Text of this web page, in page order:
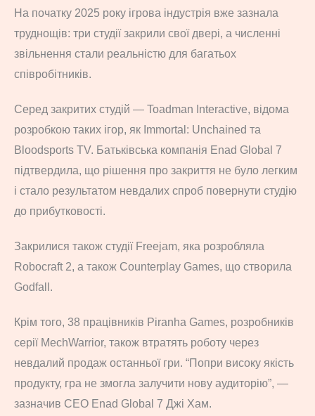
На початку 2025 року ігрова індустрія вже зазнала
труднощів: три студії закрили свої двері, а численні
звільнення стали реальністю для багатьох
співробітників.
Серед закритих студій — Toadman Interactive, відома
розробкою таких ігор, як Immortal: Unchained та
Bloodsports TV. Батьківська компанія Enad Global 7
підтвердила, що рішення про закриття не було легким
і стало результатом невдалих спроб повернути студію
до прибутковості.
Закрилися також студії Freejam, яка розробляла
Robocraft 2, а також Counterplay Games, що створила
Godfall.
Крім того, 38 працівників Piranha Games, розробників
серії MechWarrior, також втратять роботу через
невдалий продаж останньої гри. “Попри високу якість
продукту, гра не змогла залучити нову аудиторію”, —
зазначив CEO Enad Global 7 Джі Хам.